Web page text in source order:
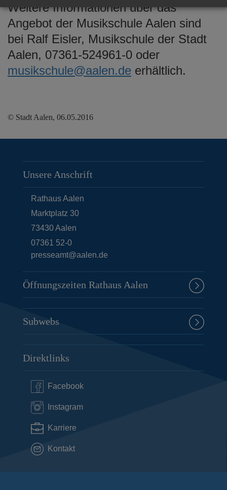
Weitere Informationen über das
Angebot der Musikschule Aalen sind
bei Ralf Eisler, Musikschule der Stadt
Aalen, 07361-524961-0 oder
musikschule@aalen.de erhältlich.
© Stadt Aalen, 06.05.2016
Unsere Anschrift
Rathaus Aalen
Marktplatz 30
73430Aalen
07361 52-0
presseamt@aalen.de
Öffnungszeiten Rathaus Aalen
Subwebs
Direktlinks
Facebook
Instagram
Karriere
Kontakt